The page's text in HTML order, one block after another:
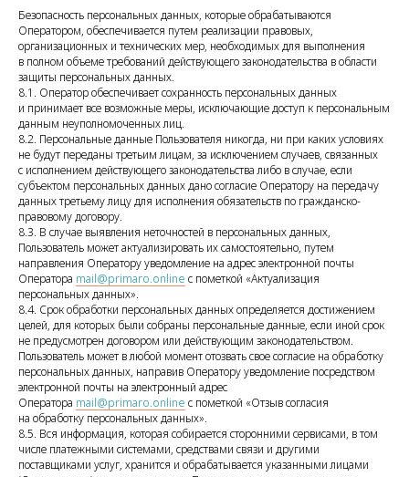
Безопасность персональных данных, которые обрабатываются
Оператором, обеспечивается путем реализации правовых,
организационных и технических мер, необходимых для выполнения
в полном объеме требований действующего законодательства в области
защиты персональных данных.
8.1. Оператор обеспечивает сохранность персональных данных
и принимает все возможные меры, исключающие доступ к персональным
данным неуполномоченных лиц.
8.2. Персональные данные Пользователя никогда, ни при каких условиях
не будут переданы третьим лицам, за исключением случаев, связанных
с исполнением действующего законодательства либо в случае, если
субъектом персональных данных дано согласие Оператору на передачу
данных третьему лицу для исполнения обязательств по гражданско-
правовому договору.
8.3. В случае выявления неточностей в персональных данных,
Пользователь может актуализировать их самостоятельно, путем
направления Оператору уведомление на адрес электронной почты
Оператора mail@primaro.online с пометкой «Актуализация
персональных данных».
8.4. Срок обработки персональных данных определяется достижением
целей, для которых были собраны персональные данные, если иной срок
не предусмотрен договором или действующим законодательством.
Пользователь может в любой момент отозвать свое согласие на обработку
персональных данных, направив Оператору уведомление посредством
электронной почты на электронный адрес
Оператора mail@primaro.online с пометкой «Отзыв согласия
на обработку персональных данных».
8.5. Вся информация, которая собирается сторонними сервисами, в том
числе платежными системами, средствами связи и другими
поставщиками услуг, хранится и обрабатывается указанными лицами